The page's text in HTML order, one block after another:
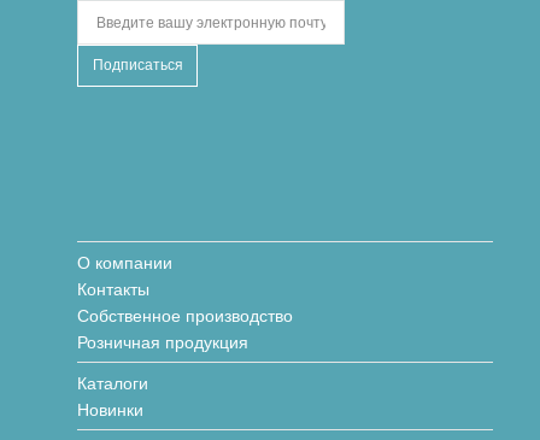
О компании
Контакты
Собственное производство
Розничная продукция
Каталоги
Новинки